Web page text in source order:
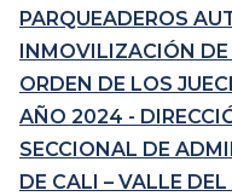
PARQUEADEROS
INMOVILIZACIÓN DE
ORDEN DE LOS
AÑO 2024 -
SECCIONAL DE
DE CALI – VALLE